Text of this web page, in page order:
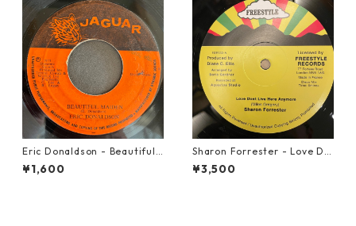
Eric Donaldson - Beautiful
Maiden【7-21788】
¥1,600
Sharon Forrester - Love Do
n't Live Here Anymore【12-
50068】
¥3,500